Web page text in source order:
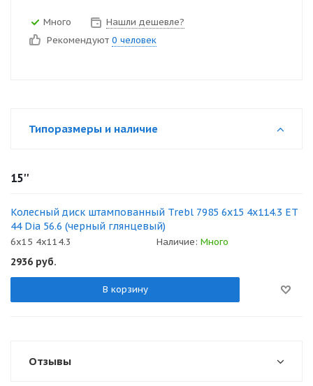
Много
Нашли дешевле?
Рекомендуют 0 человек
Типоразмеры и наличие
15''
Колесный диск штампованный Trebl 7985 6x15 4x114.3 ET
44 Dia 56.6 (черный глянцевый)
6x15 4x114.3 Наличие: Много
2936 руб.
В корзину
Отзывы